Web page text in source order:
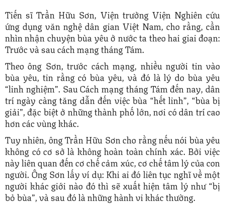
Tiến sĩ Trần Hữu Sơn, Viện trưởng Viện Nghiên cứu
ứng dụng văn nghệ dân gian Việt Nam, cho rằng, cần
nhìn nhận chuyện bùa yêu ở nước ta theo hai giai đoạn:
Trước và sau cách mạng tháng Tám.
Theo ông Sơn, trước cách mạng, nhiều người tin vào
bùa yêu, tin rằng có bùa yêu, và đó là lý do bùa yêu
“linh nghiệm”. Sau Cách mạng tháng Tám đến nay, dân
trí ngày càng tăng dẫn đến việc bùa “hết linh”, “bùa bị
giải”, đặc biệt ở những thành phố lớn, nơi có dân trí cao
hơn các vùng khác.
Tuy nhiên, ông Trần Hữu Sơn cho rằng nếu nói bùa yêu
không có cơ sở là không hoàn toàn chính xác. Bởi việc
này liên quan đến cơ chế cảm xúc, cơ chế tâm lý của con
người. Ông Sơn lấy ví dụ: Khi ai đó liên tục nghĩ về một
người khác giới nào đó thì sẽ xuất hiện tâm lý như “bị
bỏ bùa”, và sau đó là những hành vi khác thường.